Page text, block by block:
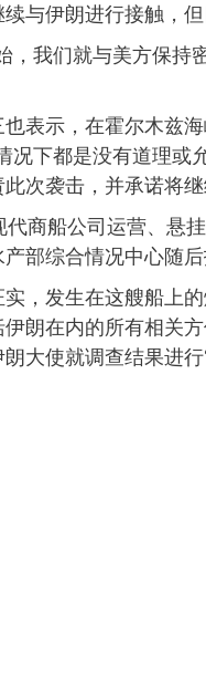
与伊朗进行接触，
，我们就与美方保
表示，在霍尔木兹
况下都是没有道理或允
次袭击，并承诺将
商船公司运营、悬
部综合情况中心随
，发生在这艘船上
朗在内的所有相关
大使就调查结果进行“